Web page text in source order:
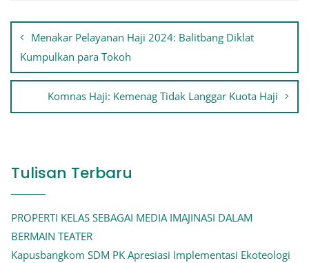
Navigasi
pos
Menakar Pelayanan Haji 2024: Balitbang Diklat
Kumpulkan para Tokoh
Komnas Haji: Kemenag Tidak Langgar Kuota Haji
Tulisan Terbaru
PROPERTI KELAS SEBAGAI MEDIA IMAJINASI DALAM
BERMAIN TEATER
Kapusbangkom SDM PK Apresiasi Implementasi Ekoteologi